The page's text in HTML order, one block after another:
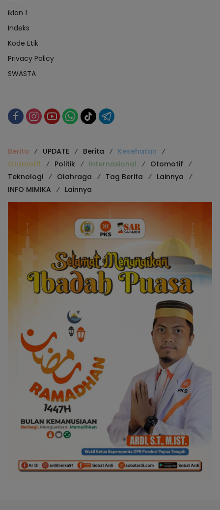
iklan 1
Indeks
Kode Etik
Privacy Policy
SWASTA
Berita UPDATE Berita
Kesehatan
Otomotif
Politik Internasional
Otomotif
Teknologi
Olahraga Tag Berita
Lainnya
INFO MIMIKA
Lainnya